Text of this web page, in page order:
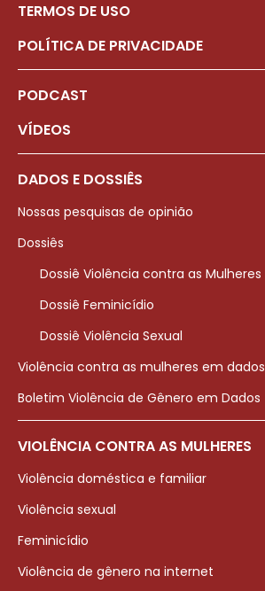
TERMOS DE USO
POLÍTICA DE PRIVACIDADE
PODCAST
VÍDEOS
DADOS E DOSSIÊS
Nossas pesquisas de opinião
Dossiês
Dossiê Violência contra as Mulheres
Dossiê Feminicídio
Dossiê Violência Sexual
Violência contra as mulheres em dados
Boletim Violência de Gênero em Dados
VIOLÊNCIA CONTRA AS MULHERES
Violência doméstica e familiar
Violência sexual
Feminicídio
Violência de gênero na internet